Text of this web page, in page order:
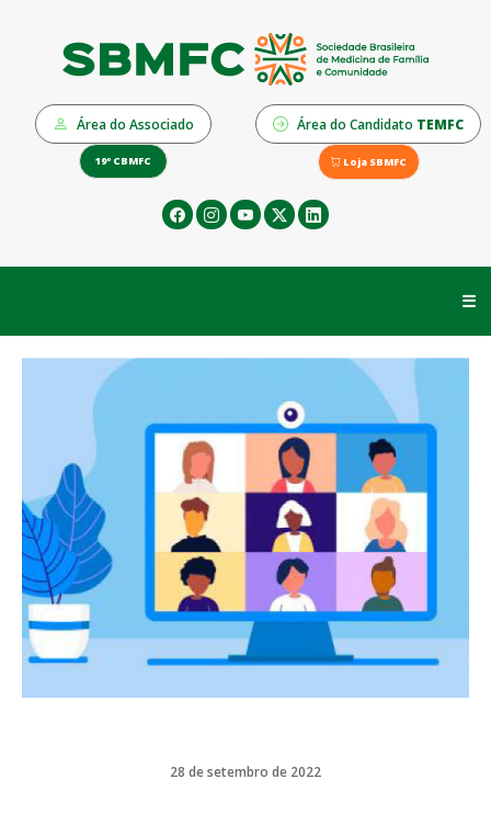
Área do Associado Área do Candidato TEMFC
19º CBMFC Loja SBMFC
☰
28 de setembro de 2022